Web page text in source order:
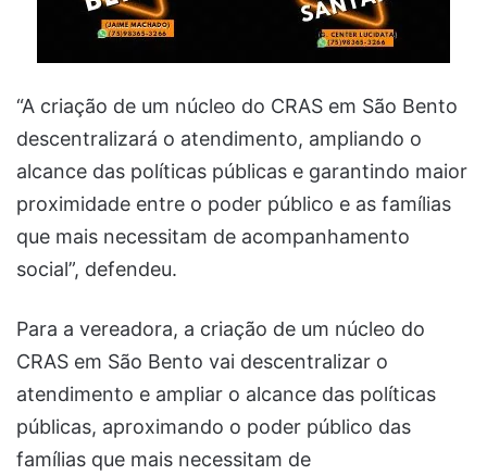
“A criação de um núcleo do CRAS em São Bento
descentralizará o atendimento, ampliando o
alcance das políticas públicas e garantindo maior
proximidade entre o poder público e as famílias
que mais necessitam de acompanhamento
social”, defendeu.
Para a vereadora, a criação de um núcleo do
CRAS em São Bento vai descentralizar o
atendimento e ampliar o alcance das políticas
públicas, aproximando o poder público das
famílias que mais necessitam de